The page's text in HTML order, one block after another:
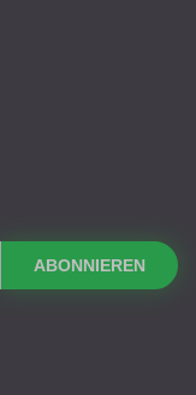
ABONNIEREN